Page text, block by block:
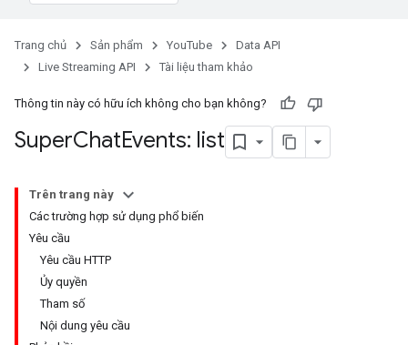
Trang chủ Sản phẩm YouTube
Data API
Live Streaming API
Tài liệu tham khảo
Thông tin này có hữu ích không cho bạn không?
SuperChatEvents: list
Trên trang này
Các trường hợp sử dụng phổ biến
Yêu cầu
Yêu cầu HTTP
Ủy quyền
Tham số
Nội dung yêu cầu